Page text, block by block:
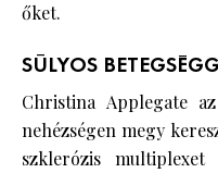
őket.
SÚLYOS
Christina Applegate
nehézségen megy
szklerózis multiplexet